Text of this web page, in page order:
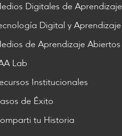
Digitales de Aprendizaje
Digital y Aprendizaje
de Aprendizaje Abiertos
Lab
Institucionales
de Éxito
tu Historia